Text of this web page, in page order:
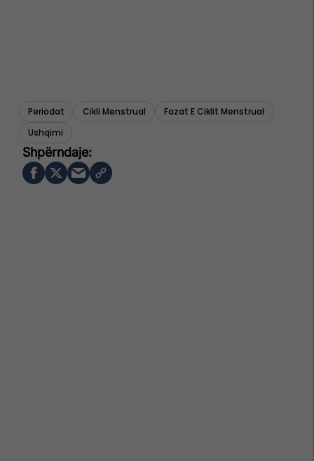
Periodat Cikli Menstrual
Fazat E Ciklit Menstrual
Ushqimi